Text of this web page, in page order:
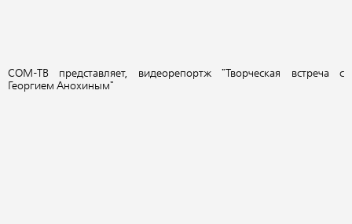
СОМ-ТВ представляет, видеорепортж "Творческая встреча с
Георгием Анохиным"